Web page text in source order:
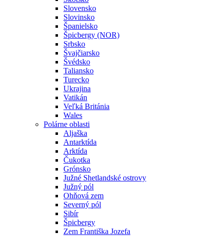
Slovensko
Slovinsko
Španielsko
Špicbergy (NOR)
Srbsko
Švajčiarsko
Švédsko
Taliansko
Turecko
Ukrajina
Vatikán
Veľká Británia
Wales
Polárne oblasti
Aljaška
Antarktída
Arktída
Čukotka
Grónsko
Južné Shetlandské ostrovy
Južný pól
Ohňová zem
Severný pól
Sibír
Špicbergy
Zem Františka Jozefa